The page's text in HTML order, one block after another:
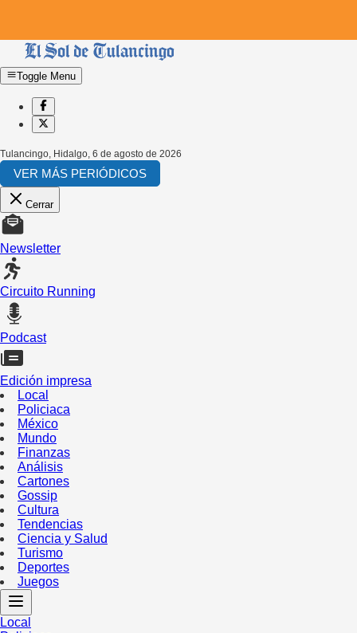
Toggle Menu
Tulancingo, Hidalgo, 6 de agosto de 2026
VER MÁS PERIÓDICOS
Cerrar
Newsletter
Circuito Running
Podcast
Edición impresa
Local
Policiaca
México
Mundo
Finanzas
Análisis
Cartones
Gossip
Cultura
Tendencias
Ciencia y Salud
Turismo
Deportes
Juegos
Local